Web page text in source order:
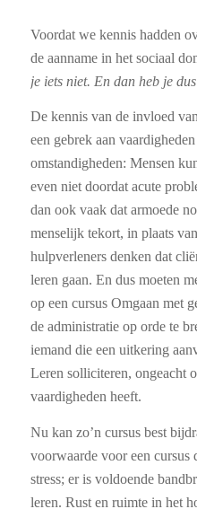
Voordat we kennis hadden
de aanname in het sociaal
je iets niet. En dan heb je
De kennis van de invloed
een gebrek aan
omstandigheden: Mensen
even niet doordat acute
dan ook vaak dat armoede
menselijk tekort, in plaats
hulpverleners denken dat
leren gaan. En dus moeten
op een cursus Omgaan met
de administratie op orde te
iemand die een uitkering
Leren solliciteren, ongeacht
vaardigheden heeft.
Nu kan zo’n cursus best
voorwaarde voor een
stress; er is voldoende
leren. Rust en ruimte in het